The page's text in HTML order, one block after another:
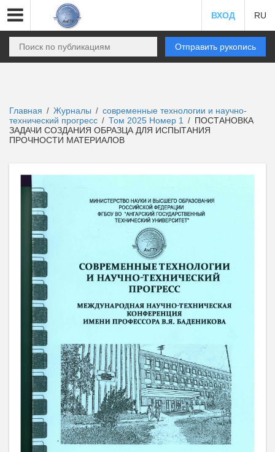
ВХОД RU
Отправить рукопись
Главная / Журналы / современные технологии и научно-
технический прогресс / Том 2025 Номер 1 / ПОСТАНОВКА
ЗАДАЧИ СОЗДАНИЯ ОБРАЗЦА ДЛЯ ИСПЫТАНИЯ
ПРОЧНОСТИ МАТЕРИАЛОВ